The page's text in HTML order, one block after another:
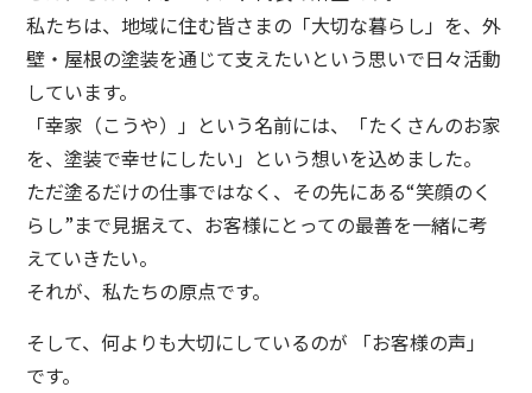
私たちは、地域に住む皆さまの「大切な暮らし」を、外
壁・屋根の塗装を通じて支えたいという思いで日々活動
しています。
「幸家（こうや）」という名前には、「たくさんのお家
を、塗装で幸せにしたい」という想いを込めました。
ただ塗るだけの仕事ではなく、その先にある“笑顔のく
らし”まで見据えて、お客様にとっての最善を一緒に考
えていきたい。
それが、私たちの原点です。
そして、何よりも大切にしているのが 「お客様の声」
です。